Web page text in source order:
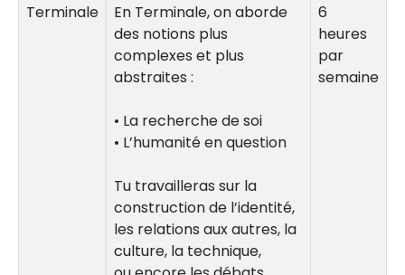
Terminale
En Terminale, on aborde
des notions plus
complexes et plus
abstraites :
• La recherche de soi
• L’humanité en question
Tu travailleras sur la
construction de l’identité,
les relations aux autres, la
culture, la technique,
6
heures
par
semaine